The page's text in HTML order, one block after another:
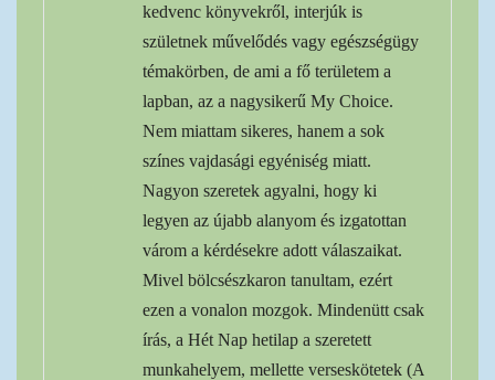
kedvenc könyvekről, interjúk is
születnek művelődés vagy egészségügy
témakörben, de ami a fő területem a
lapban, az a nagysikerű My Choice.
Nem miattam sikeres, hanem a sok
színes vajdasági egyéniség miatt.
Nagyon szeretek agyalni, hogy ki
legyen az újabb alanyom és izgatottan
várom a kérdésekre adott válaszaikat.
Mivel bölcsészkaron tanultam, ezért
ezen a vonalon mozgok. Mindenütt csak
írás, a Hét Nap hetilap a szeretett
munkahelyem, mellette verseskötetek (A